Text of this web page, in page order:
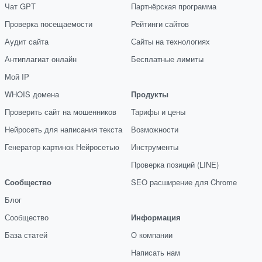
Чат GPT
Проверка посещаемости
Аудит сайта
Антиплагиат онлайн
Мой IP
WHOIS домена
Проверить сайт на мошенников
Нейросеть для написания текста
Генератор картинок Нейросетью
Сообщество
Блог
Сообщество
База статей
Партнёрская программа
Рейтинги сайтов
Сайты на технологиях
Бесплатные лимиты
Продукты
Тарифы и цены
Возможности
Инструменты
Проверка позиций (LINE)
SEO расширение для Chrome
Информация
О компании
Написать нам